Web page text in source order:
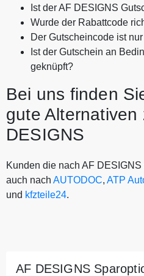
Ist der AF DESIGNS
Wurde der Rabattcode
Der Gutscheincode ist
Ist der Gutschein an
geknüpft?
Bei uns finden
gute Alternativen
DESIGNS
Kunden die nach AF
auch nach AUTODOC, ATP
und kfzteile24.
AF DESIGNS